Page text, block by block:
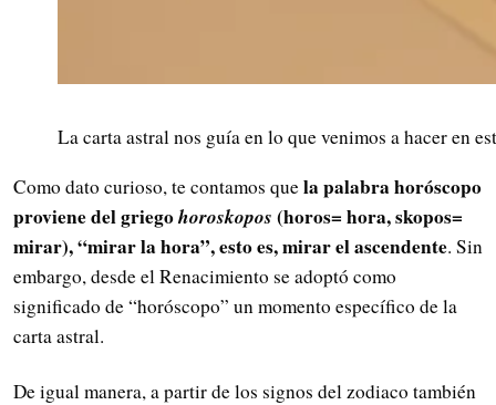
La carta astral nos guía en lo que venimos a hacer en
Como dato curioso, te contamos quela palabra horóscopo
proviene del griegohoroskopos (horos= hora, skopos=
mirar), “mirar la hora”, esto es, mirar el ascendente. Sin
embargo, desde el Renacimiento se adoptó como
significado de “horóscopo” un momento específico de la
carta astral.
De igual manera, a partir de los signos del zodiaco también